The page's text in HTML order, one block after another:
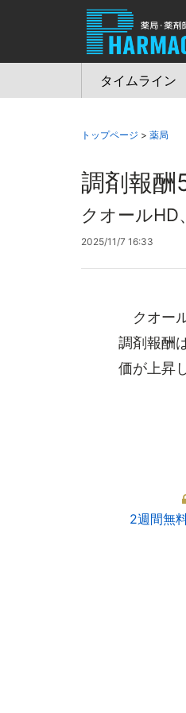
タイムライン
トップページ > 薬局
調剤報酬
クオールHD
2025/11/7 16:33
クオー
調剤報酬
価が上昇
2週間無